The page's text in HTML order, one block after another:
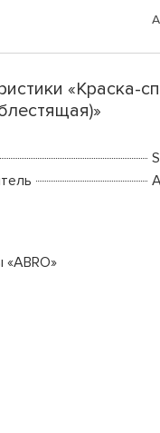
«Краска-